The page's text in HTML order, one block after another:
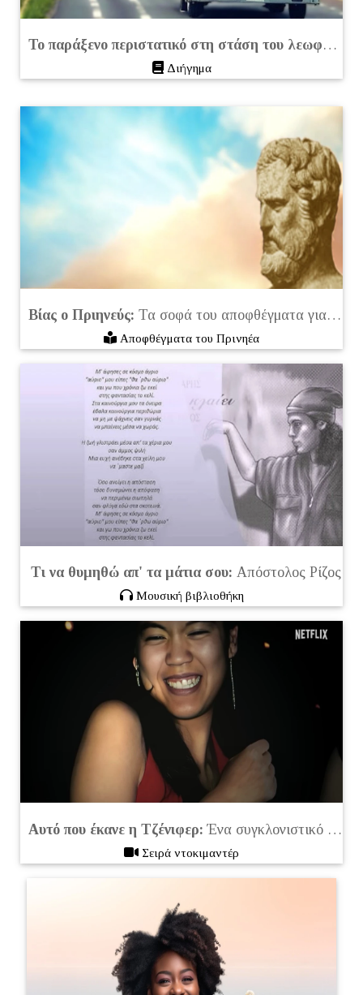
Το παράξενο περιστατικό στη στάση του λεωφορείου έξω από το μετρό Αμπελόκηποι
Διήγημα
Βίας ο Πριηνεύς: Τα σοφά του αποφθέγματα για τον τρόπο που πρέπει να ζούμε/b>
Αποφθέγματα του Πρινηέα
Τι να θυμηθώ απ' τα μάτια σου: Απόστολος Ρίζος
Μουσική βιβλιοθήκη
Αυτό που έκανε η Τζένιφερ: Ένα συγκλονιστικό ντοκιμαντέρ μιας δολοφονίας
Σειρά ντοκιμαντέρ